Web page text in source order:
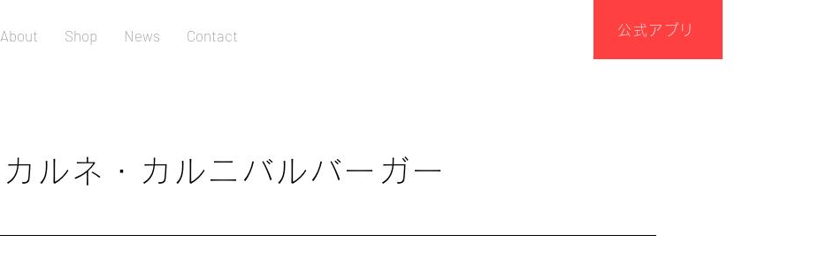
About Shop News Contact 公式アプリ
カルネ・カルニバルバーガー